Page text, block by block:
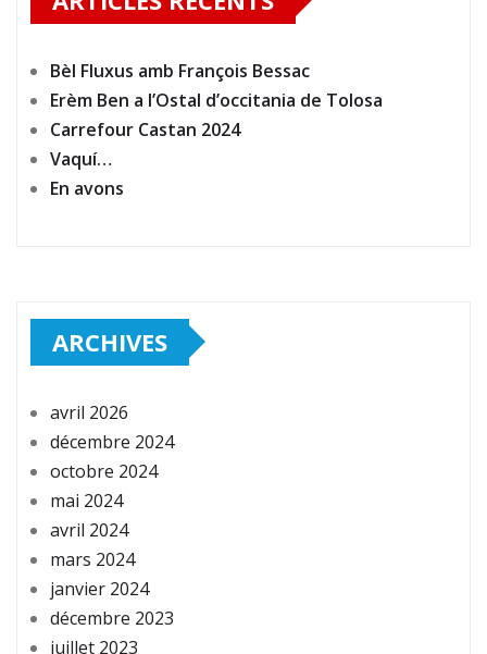
Bèl Fluxus amb François Bessac
Erèm Ben a l’Ostal d’occitania de Tolosa
Carrefour Castan 2024
Vaquí…
En avons
ARCHIVES
avril 2026
décembre 2024
octobre 2024
mai 2024
avril 2024
mars 2024
janvier 2024
décembre 2023
juillet 2023